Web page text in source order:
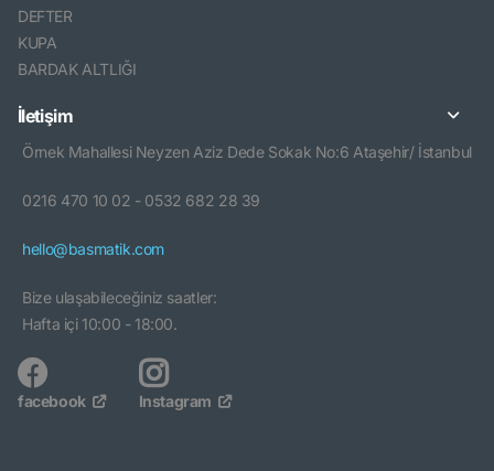
DEFTER
KUPA
BARDAK ALTLIĞI
İletişim
Örnek Mahallesi Neyzen Aziz Dede Sokak No:6 Ataşehir/ İstanbul
0216 470 10 02 - 0532 682 28 39
hello@basmatik.com
Bize ulaşabileceğiniz saatler:
Hafta içi 10:00 - 18:00.
facebook Instagram